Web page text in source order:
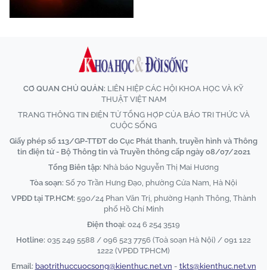
CƠ QUAN CHỦ QUẢN: LIÊN HIỆP CÁC HỘI KHOA HỌC VÀ KỸ
THUẬT VIỆT NAM
TRANG THÔNG TIN ĐIỆN TỬ TỔNG HỢP CỦA BÁO TRI THỨC VÀ
CUỘC SỐNG
Giấy phép số 113/GP-TTĐT do Cục Phát thanh, truyền hình và Thông
tin điện tử - Bộ Thông tin và Truyền thông cấp ngày 08/07/2021
Tổng Biên tập: Nhà báo Nguyễn Thị Mai Hương
Tòa soạn: Số 70 Trần Hưng Đạo, phường Cửa Nam, Hà Nội
VPĐD tại TP.HCM: 590/24 Phan Văn Trị, phường Hạnh Thông, Thành
phố Hồ Chí Minh
Điện thoại: 024 6 254 3519
Hotline: 035 249 5588 / 096 523 7756 (Toà soạn Hà Nội) / 091 122
1222 (VPĐD TPHCM)
Email: baotrithuccuocsong@kienthuc.net.vn - tkts@kienthuc.net.vn